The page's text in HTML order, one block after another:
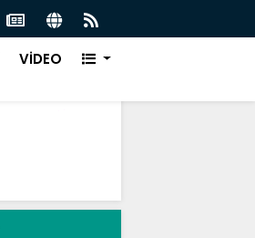
İFAM'da Büyük İcazet Heyecanı
VİDEO